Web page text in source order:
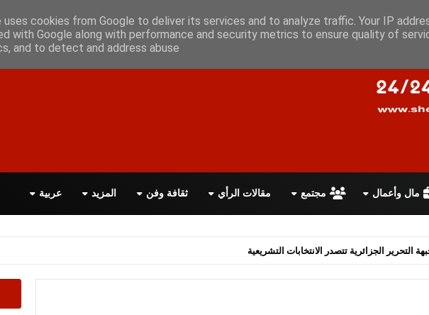
اتفاقية الاستخدام أعلن معانا اتصل بنا اقرأ الصحيفة PDF
مال وأعمال مجتمع مقالات الرأي ثقافة وفن المزيد عربية
يعلن استقالته من رئاسة الحكومة البريطانية
uses cookies from Google to deliver its services and to analyze traffic. Your IP
with Google along with performance and security metrics to ensure quality of
and to detect and address abuse.